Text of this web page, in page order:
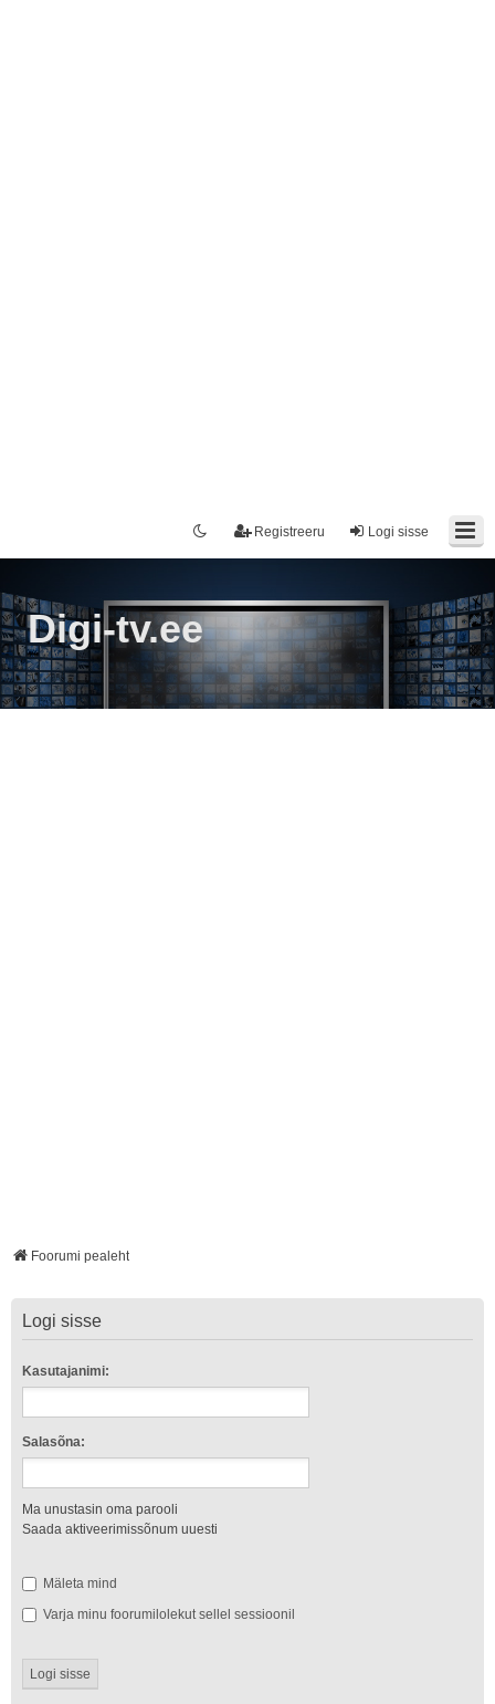
Logi sisse
Registreeru
Digi-tv.ee
Foorumi pealeht
Logi sisse
Kasutajanimi:
Salasõna:
Ma unustasin oma parooli
Saada aktiveerimissõnum uuesti
Mäleta mind
Varja minu foorumilolekut sellel sessioonil